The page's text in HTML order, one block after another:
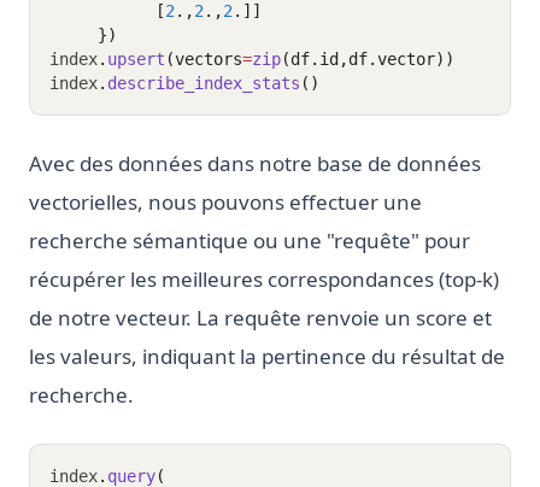
           [
2 .,2 .,2 .]]
     })
index. upsert (vectors=zip(df.id,df.vector))
index. describe_index_stats ()
Avec des données dans notre base de données
vectorielles, nous pouvons effectuer une
recherche sémantique ou une "requête" pour
récupérer les meilleures correspondances (top-k)
de notre vecteur. La requête renvoie un score et
les valeurs, indiquant la pertinence du résultat de
recherche.
index. query(